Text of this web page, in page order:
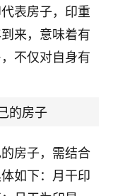
表房子，印重
来，意味着有
不仅对自身有
的房子
房子，需结合
如下：月干印
出事。前些年攒的
找人看看到底怎么
时不服命不行
意不算大，但
哪都看了，虽然
以，前几天又
运更好一点！